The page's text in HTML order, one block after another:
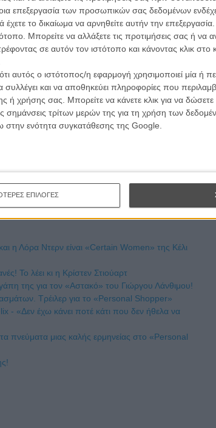
επεξεργασία των προσωπικών σας δεδομένων
το δικαίωμα να αρνηθείτε αυτήν την
Μπορείτε να αλλάξετε τις προτιμήσεις σας ή να
σε αυτόν τον ιστότοπο και κάνοντας κλικ
αυτός ο ιστότοπος/η εφαρμογή χρησιμοποιεί μία ή
συλλέγει και να αποθηκεύει πληροφορίες που
ή χρήσης σας. Μπορείτε να κάνετε κλικ για να
σημάνσεις τρίτων μερών της για τη χρήση των
στην ενότητα συγκατάθεσης της Google.
ΕΠΙΛΟΓΕΣ
η Λόρα Ντερν είναι «Certain Women» της Κέλι
Το λέει κι η Κρίστεν Στιούαρτ
της για τον «Αστακό» του Γιώργου Λάνθιμου!
Τρέιλερ για το «Personal Shopper»
- «Δεν έχω κάνει ποτέ κάτι που δεν ήθελα να
πνεύματα μιας καλής ερμηνείας στο «Personal